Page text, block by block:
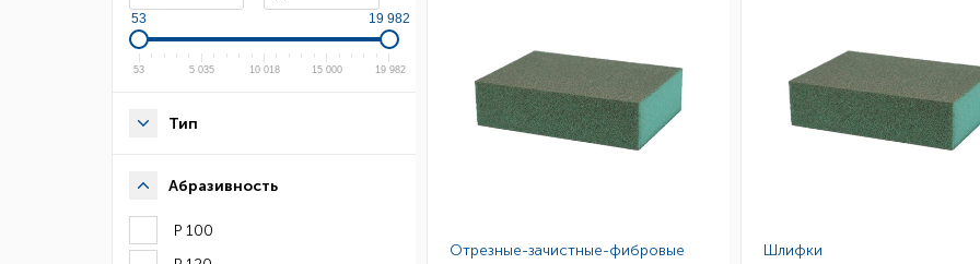
53 19 982
53 5 035 10 018 15 000 19 982
Тип
Абразивность
Р 100
Отрезные-зачистные-фибровые
Шлифки